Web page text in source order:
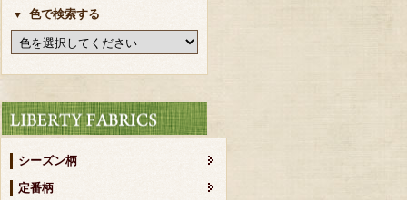
色で検索する
シーズン柄
定番柄